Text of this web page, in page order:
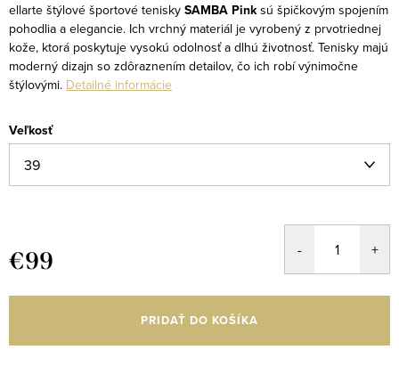
ellarte štýlové športové tenisky SAMBA Pinksú špičkovým spojením
pohodlia a elegancie. Ich vrchný materiál je vyrobený z prvotriednej
kože, ktorá poskytuje vysokú odolnosť a dlhú životnosť. Tenisky majú
moderný dizajn so zdôraznením detailov, čo ich robí výnimočne
štýlovými. Detailné informácie
Veľkosť
€99
cena:
PRIDAŤ DO KOŠÍKA